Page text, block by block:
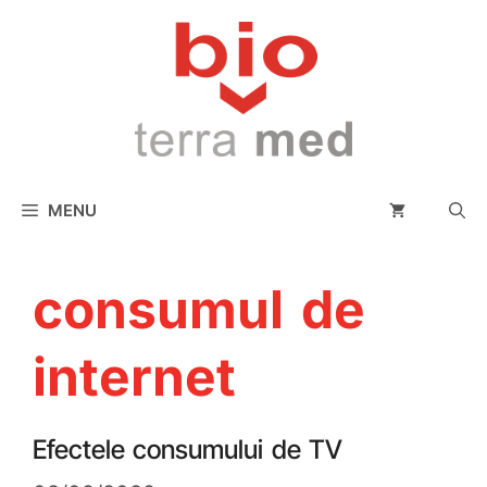
MENU
consumul de
internet
Efectele consumului de TV